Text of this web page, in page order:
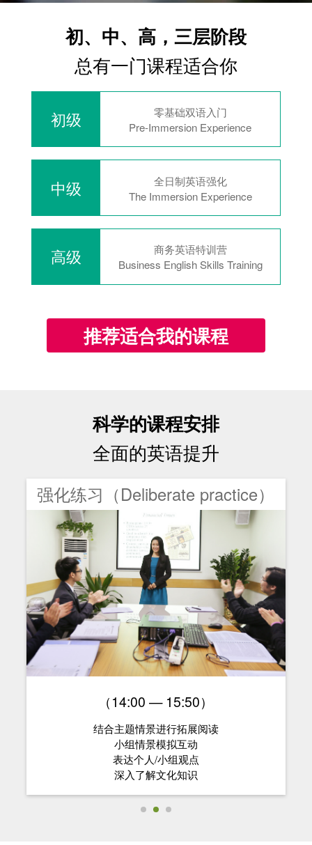
初、中、高，三层阶段
总有一门课程适合你
初级
零基础双语入门
Pre-Immersion Experience
中级
全日制英语强化
The Immersion Experience
高级
商务英语特训营
Business English Skills Training
推荐适合我的课程
科学的课程安排
全面的英语提升
同伴练习（Peer Practice）
（16:10 — 17:00）
与学伴Role play
模拟现实高频对话场景
巩固记忆
让英语脱口而出